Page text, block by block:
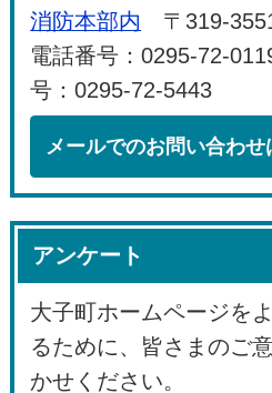
消防本部内 〒319-
電話番号：0295-72-
号：0295-72-5443
メールでのお問い合わせ
アンケート
大子町ホームページを
るために、皆さまのご
かせください。